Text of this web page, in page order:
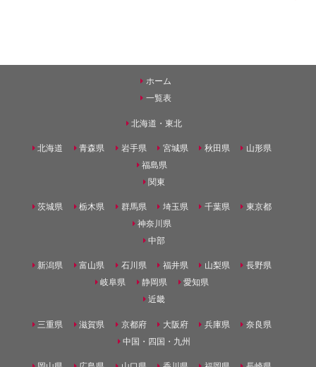
ホーム
一覧表
北海道・東北
北海道 青森県 岩手県 宮城県 秋田県
山形県
福島県
関東
茨城県 栃木県 群馬県 埼玉県 千葉県
東京都
神奈川県
中部
新潟県 富山県 石川県 福井県 山梨県
長野県
岐阜県
静岡県
愛知県
近畿
三重県 滋賀県 京都府 大阪府 兵庫県
奈良県
中国・四国・九州